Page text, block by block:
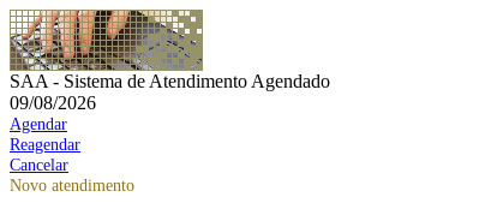
SAA - Sistema de Atendimento Agendado
09/08/2026
Agendar
Reagendar
Cancelar
Novo atendimento